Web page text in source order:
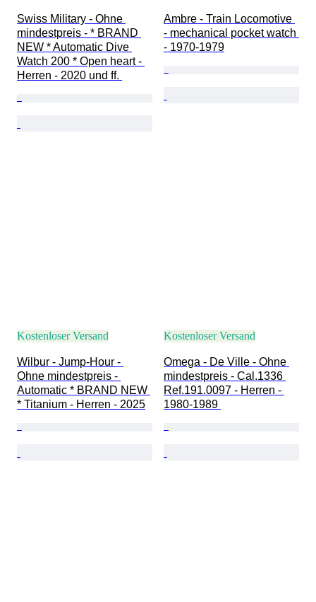
Swiss Military - Ohne
mindestpreis - * BRAND
NEW * Automatic Dive
Watch 200 * Open heart -
Herren - 2020 und ff.
Ambre - Train Locomotive
- mechanical pocket watch
- 1970-1979
Kostenloser Versand
Wilbur - Jump-Hour -
Ohne mindestpreis -
Automatic * BRAND NEW
* Titanium - Herren - 2025
Kostenloser Versand
Omega - De Ville - Ohne
mindestpreis - Cal.1336
Ref.191.0097 - Herren -
1980-1989